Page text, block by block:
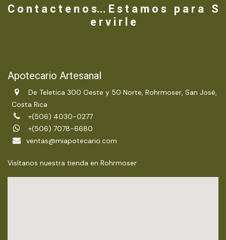
C o n t a c t e n o s... E s t a m o s p a r a S
e r v i r l e
Apotecario Artesanal
De Teletica 300 Oeste y 50 Norte, Rohrmoser, San José,
Costa Rica
+(506) 4030-0277
+(506) 7078-6680
ventas@miapotecario.com
Visítanos nuestra tienda en Rohrmoser